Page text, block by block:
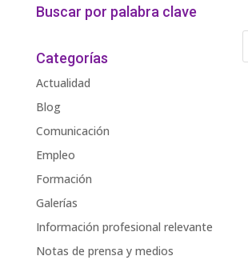
Buscar por palabra clave
Categorías
Actualidad
Blog
Comunicación
Empleo
Formación
Galerías
Información profesional relevante
Notas de prensa y medios